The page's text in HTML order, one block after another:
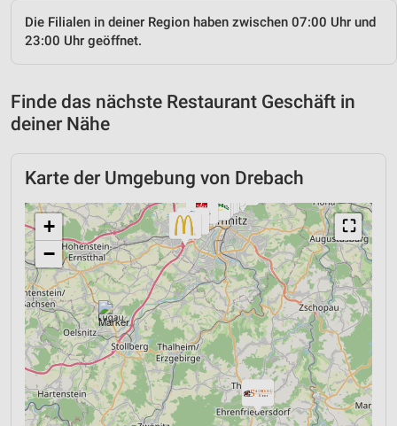
Die Filialen in deiner Region haben zwischen 07:00 Uhr und
23:00 Uhr geöffnet.
Finde das nächste Restaurant Geschäft in
deiner Nähe
Karte der Umgebung von Drebach
⛶
+
−